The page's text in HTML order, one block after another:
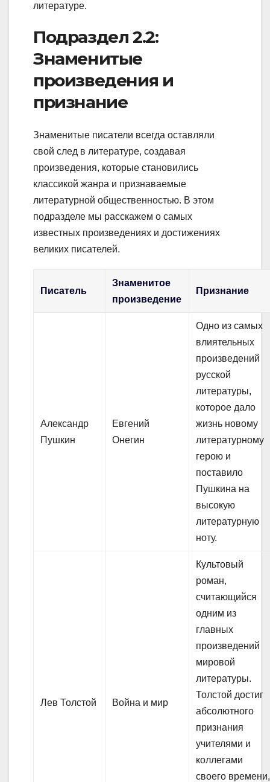
литературе.
Подраздел 2.2:
Знаменитые
произведения и
признание
Знаменитые писатели всегда оставляли
свой след в литературе, создавая
произведения, которые становились
классикой жанра и признаваемые
литературной общественностью. В этом
подразделе мы расскажем о самых
известных произведениях и достижениях
великих писателей.
Писатель
Знаменитое
произведение
Признание
Александр
Пушкин
Евгений
Онегин
Одно из самых
влиятельных
произведений
русской
литературы,
которое дало
жизнь новому
литературному
герою и
поставило
Пушкина на
высокую
литературную
ноту.
Лев Толстой Война и мир
Культовый
роман,
считающийся
одним из
главных
произведений
мировой
литературы.
Толстой достиг
абсолютного
признания
учителями и
коллегами
своего времени,